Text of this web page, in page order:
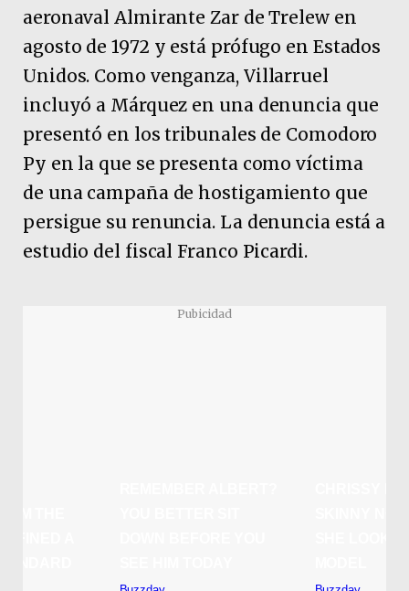
aeronaval Almirante Zar de Trelew en
agosto de 1972 y está prófugo en Estados
Unidos. Como venganza, Villarruel
incluyó a Márquez en una denuncia que
presentó en los tribunales de Comodoro
Py en la que se presenta como víctima
de una campaña de hostigamiento que
persigue su renuncia. La denuncia está a
estudio del fiscal Franco Picardi.
Pubicidad